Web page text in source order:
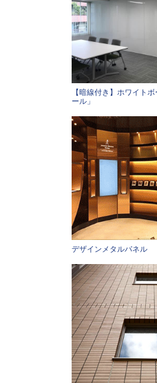
【暗線付き】ホワイト
ール」
デザインメタルパネル